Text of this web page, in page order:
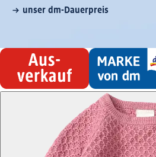
unser dm-Dauerpreis